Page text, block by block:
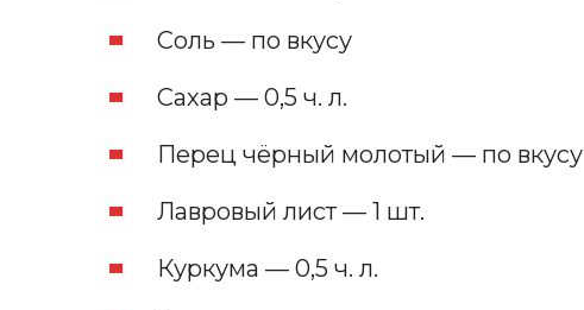
Соль — по вкусу
Сахар — 0,5 ч. л.
Перец чёрный молотый — по вкусу
Лавровый лист — 1 шт.
Куркума — 0,5 ч. л.